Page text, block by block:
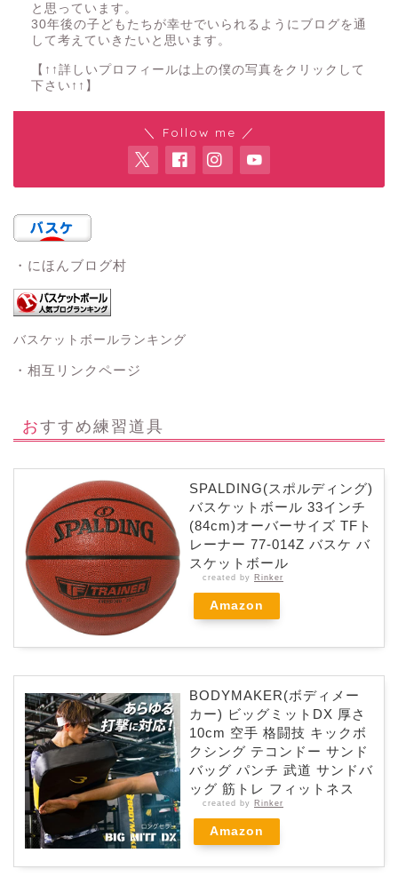
と思っています。
30年後の子どもたちが幸せでいられるようにブログを通
して考えていきたいと思います。
【↑↑詳しいプロフィールは上の僕の写真をクリックして
下さい↑↑】
＼ Follow me ／
・にほんブログ村
バスケットボールランキング
・相互リンクページ
おすすめ練習道具
SPALDING(スポルディング)
バスケットボール 33インチ
(84cm)オーバーサイズ TFト
レーナー 77-014Z バスケ バ
スケットボール
created by Rinker
Amazon
BODYMAKER(ボディメー
カー) ビッグミットDX 厚さ
10cm 空手 格闘技 キックボ
クシング テコンドー サンド
バッグ パンチ 武道 サンドバ
ッグ 筋トレ フィットネス
created by Rinker
Amazon